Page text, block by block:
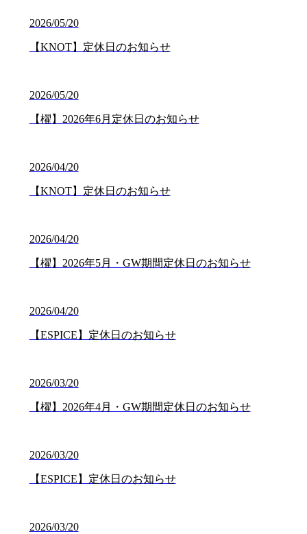
2026/05/20
【KNOT】定休日のお知らせ
2026/05/20
【櫂】2026年6月定休日のお知らせ
2026/04/20
【KNOT】定休日のお知らせ
2026/04/20
【櫂】2026年5月・GW期間定休日のお知らせ
2026/04/20
【ESPICE】定休日のお知らせ
2026/03/20
【櫂】2026年4月・GW期間定休日のお知らせ
2026/03/20
【ESPICE】定休日のお知らせ
2026/03/20